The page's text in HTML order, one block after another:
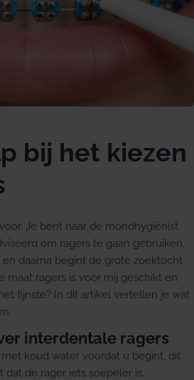
bij het kiezen
Je bent naar de mondhygiënist
om ragers te gaan gebruiken.
daarna begint de grote zoektocht
maat ragers is voor mij geschikt en
fijnste? In dit artikel vertellen je wat
interdentale ragers
koud water voordat u begint, dit
de rager iets soepeler is.